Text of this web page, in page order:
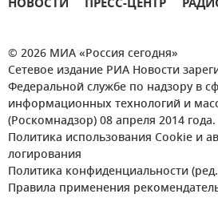
НОВОСТИ ПРЕСС-ЦЕНТР
© 2026 МИА «Россия сегодня»
Сетевое издание РИА Новости
Федеральной службе по надзору в
информационных технологий и
(Роскомнадзор) 08 апреля 2014 года.
Политика использования Cookie и
логирования
Политика конфиденциальности (ред.
Правила применения